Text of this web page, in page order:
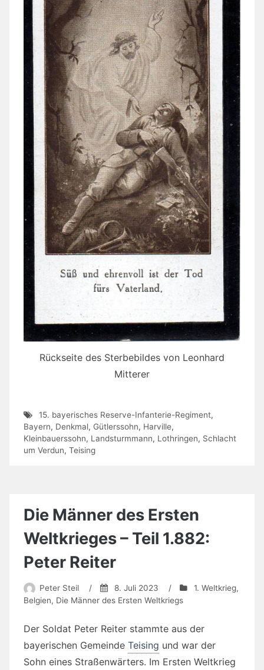
Rückseite des Sterbebildes von Leonhard
Mitterer
15. bayerisches Reserve-Infanterie-Regiment,
Bayern, Denkmal, Gütlerssohn, Harville,
Kleinbauerssohn, Landsturmmann, Lothringen, Schlacht
um Verdun, Teising
Die Männer des Ersten
Weltkrieges – Teil 1.882:
Peter Reiter
Peter Steil / 8. Juli 2023 / 1. Weltkrieg,
Belgien, Die Männer des Ersten Weltkriegs
Der Soldat Peter Reiter stammte aus der
bayerischen Gemeinde Teising und war der
Sohn eines Straßenwärters. Im Ersten Weltkrieg